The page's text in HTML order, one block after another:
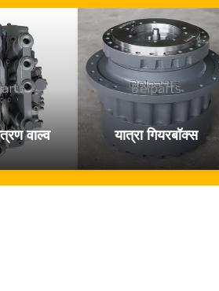
वाल्व यात्रा गियरबॉक्स